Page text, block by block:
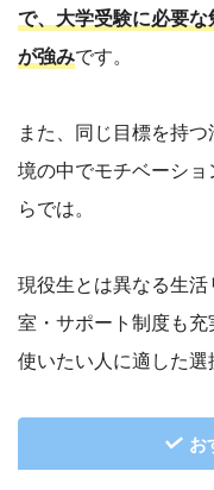
で、大学受験に必要
が強みです。
また、同じ目標を持
境の中でモチベーシ
らでは。
現役生とは異なる生
室・サポート制度も
使いたい人に適した選
お